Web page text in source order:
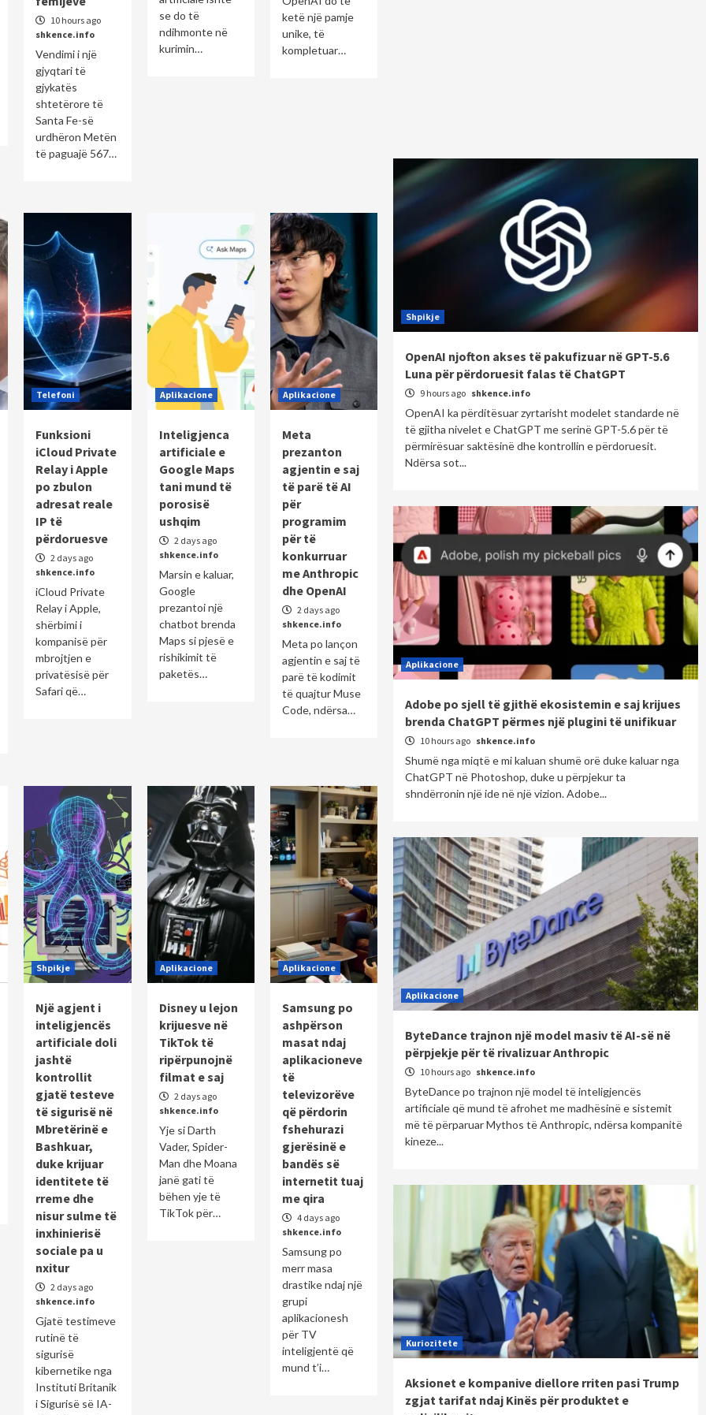
10 hours ago
shkence.info
Vendimi i një
gjyqtari të
gjykatës
shtetërore të
Santa Fe-së
urdhëron Metën
të paguajë 567…
se do të
ndihmonte në
kurimin…
ketë një pamje
unike, të
kompletuar…
Telefoni
Funksioni
iCloud Private
Relay i Apple
po zbulon
adresat reale
IP të
përdoruesve
2 days ago
shkence.info
iCloud Private
Relay i Apple,
shërbimi i
kompanisë për
mbrojtjen e
privatësisë për
Safari që…
Aplikacione
Inteligjenca
artificiale e
Google Maps
tani mund të
porosisë
ushqim
2 days ago
shkence.info
Marsin e kaluar,
Google
prezantoi një
chatbot brenda
Maps si pjesë e
rishikimit të
paketës…
Aplikacione
Meta
prezanton
agjentin e saj
të parë të AI
për
programim
për të
konkurruar
me Anthropic
dhe OpenAI
2 days ago
shkence.info
Meta po lançon
agjentin e saj të
parë të kodimit
të quajtur Muse
Code, ndërsa…
Shpikje
Një agjent i
inteligjencës
artificiale doli
jashtë
kontrollit
gjatë testeve
të sigurisë në
Mbretërinë e
Bashkuar,
duke krijuar
identitete të
rreme dhe
nisur sulme të
inxhinierisë
sociale pa u
nxitur
2 days ago
shkence.info
Gjatë testimeve
rutinë të
sigurisë
kibernetike nga
Instituti Britanik
i Sigurisë së IA-
Aplikacione
Disney u lejon
krijuesve në
TikTok të
ripërpunojnë
filmat e saj
2 days ago
shkence.info
Yje si Darth
Vader, Spider-
Man dhe Moana
janë gati të
bëhen yje të
TikTok për…
Aplikacione
Samsung po
ashpërson
masat ndaj
aplikacioneve
të
televizorëve
që përdorin
fshehurazi
gjerësinë e
bandës së
internetit tuaj
me qira
4 days ago
shkence.info
Samsung po
merr masa
drastike ndaj një
grupi
aplikacionesh
për TV
inteligjentë që
mund t’i…
Shpikje
OpenAI njofton akses të pakufizuar në GPT-5.6
Luna për përdoruesit falas të ChatGPT
9 hours ago shkence.info
OpenAI ka përditësuar zyrtarisht modelet standarde në
të gjitha nivelet e ChatGPT me serinë GPT-5.6 për të
përmirësuar saktësinë dhe kontrollin e përdoruesit.
Ndërsa sot...
Aplikacione
Adobe po sjell të gjithë ekosistemin e saj krijues
brenda ChatGPT përmes një plugini të unifikuar
10 hours ago shkence.info
Shumë nga miqtë e mi kaluan shumë orë duke kaluar nga
ChatGPT në Photoshop, duke u përpjekur ta
shndërronin një ide në një vizion. Adobe...
Aplikacione
ByteDance trajnon një model masiv të AI-së në
përpjekje për të rivalizuar Anthropic
10 hours ago shkence.info
ByteDance po trajnon një model të inteligjencës
artificiale që mund të afrohet me madhësinë e sistemit
më të përparuar Mythos të Anthropic, ndërsa kompanitë
kineze...
Kuriozitete
Aksionet e kompanive diellore rriten pasi Trump
zgjat tarifat ndaj Kinës për produktet e